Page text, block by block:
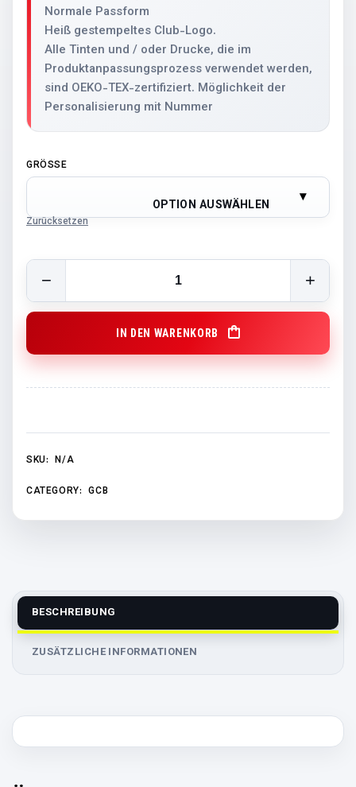
Normale Passform
Heiß gestempeltes Club-Logo.
Alle Tinten und / oder Drucke, die im
Produktanpassungsprozess verwendet werden,
sind OEKO-TEX-zertifiziert. Möglichkeit der
Personalisierung mit Nummer
GRÖSSE
OPTION AUSWÄHLEN
Zurücksetzen
IN DEN WARENKORB
SKU: N/A
CATEGORY: GCB
BESCHREIBUNG
ZUSÄTZLICHE INFORMATIONEN